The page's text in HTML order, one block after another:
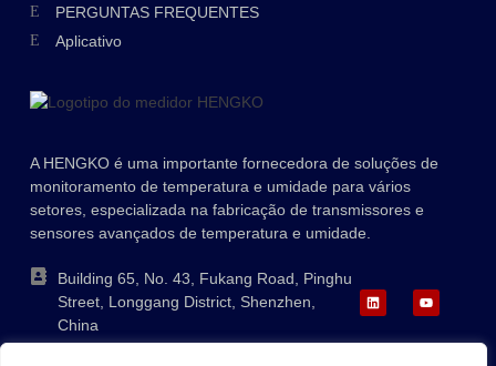
PERGUNTAS FREQUENTES
Aplicativo
A HENGKO é uma importante fornecedora de soluções de
monitoramento de temperatura e umidade para vários
setores, especializada na fabricação de transmissores e
sensores avançados de temperatura e umidade.
Building 65, No. 43, Fukang Road, Pinghu
Street, Longgang District, Shenzhen,
China
French
Italian
Indonesian
Japanese
Korean
Romanian